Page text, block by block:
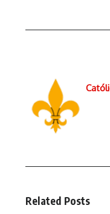
Related Posts